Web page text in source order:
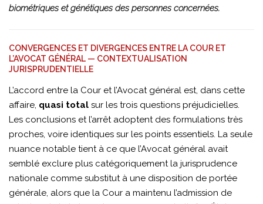
biométriques et génétiques des personnes concernées.
CONVERGENCES ET DIVERGENCES ENTRE LA COUR ET
L’AVOCAT GÉNÉRAL — CONTEXTUALISATION
JURISPRUDENTIELLE
L’accord entre la Cour et l’Avocat général est, dans cette
affaire, quasi total sur les trois questions préjudicielles.
Les conclusions et l’arrêt adoptent des formulations très
proches, voire identiques sur les points essentiels. La seule
nuance notable tient à ce que l’Avocat général avait
semblé exclure plus catégoriquement la jurisprudence
nationale comme substitut à une disposition de portée
générale, alors que la Cour a maintenu l’admission de